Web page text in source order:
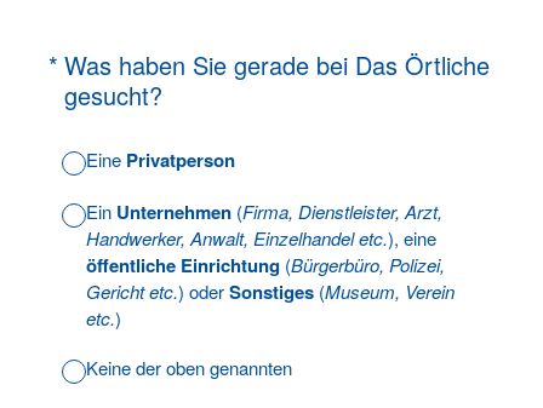
* Was haben Sie gerade bei Das Örtliche
gesucht?
(Erforderlich.)
Eine Privatperson
Ein Unternehmen (Firma, Dienstleister, Arzt,
Handwerker, Anwalt, Einzelhandel etc.), eine
öffentliche Einrichtung (Bürgerbüro, Polizei,
Gericht etc.) oderSonstiges (Museum, Verein
etc.)
Keine der oben genannten